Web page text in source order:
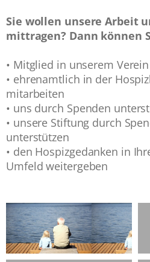
Sie wollen unsere Arbeit
mittragen? Dann können
• Mitglied in unserem
• ehrenamtlich in der
mitarbeiten
• uns durch Spenden
• unsere Stiftung durch
unterstützen
• den Hospizgedanken in
Umfeld weitergeben